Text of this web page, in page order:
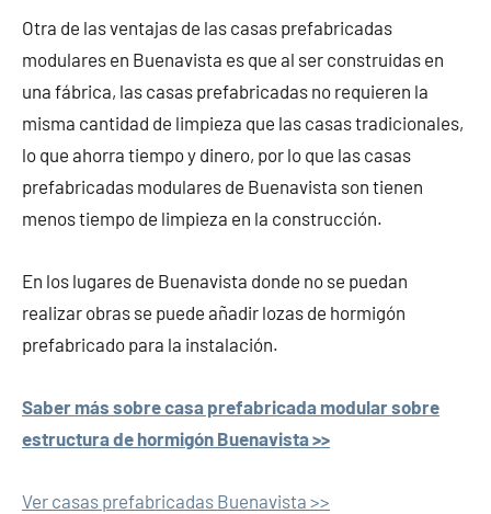
Otra de las ventajas de las casas prefabricadas
modulares en Buenavista es que al ser construidas en
una fábrica, las casas prefabricadas no requieren la
misma cantidad de limpieza que las casas tradicionales,
lo que ahorra tiempo y dinero, por lo que las casas
prefabricadas modulares de Buenavista son tienen
menos tiempo de limpieza en la construcción.
En los lugares de Buenavista donde no se puedan
realizar obras se puede añadir lozas de hormigón
prefabricado para la instalación.
Saber más sobre casa prefabricada modular sobre
estructura de hormigón Buenavista >>
Ver casas prefabricadas Buenavista >>